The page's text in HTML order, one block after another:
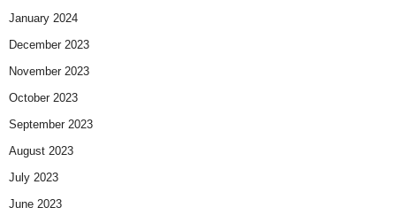
January 2024
December 2023
November 2023
October 2023
September 2023
August 2023
July 2023
June 2023